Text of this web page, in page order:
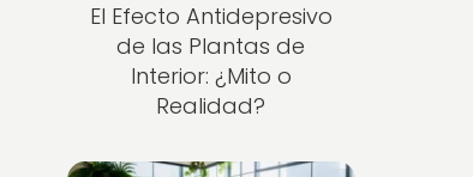
El Efecto Antidepresivo
de las Plantas de
Interior: ¿Mito o
Realidad?